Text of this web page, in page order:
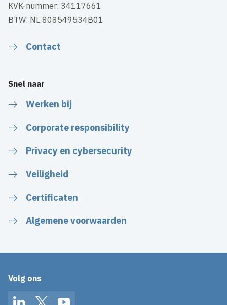
KVK-nummer: 34117661
BTW: NL 808549534B01
Contact
Snel naar
Werken bij
Corporate responsibility
Privacy en cybersecurity
Veiligheid
Certificaten
Algemene voorwaarden
Volg ons